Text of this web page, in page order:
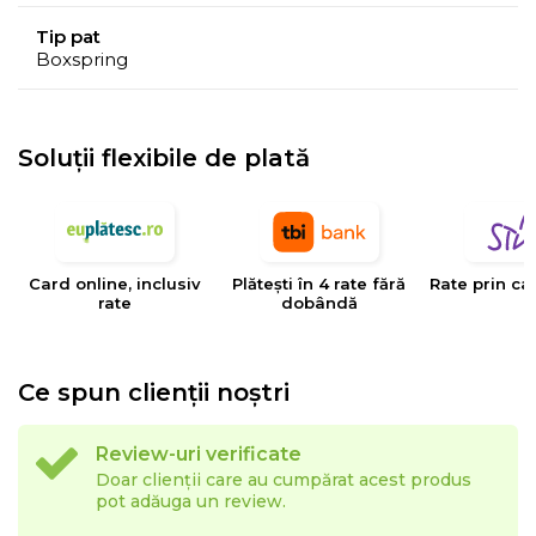
alinierecorecta si sanatoasa
Spuma Memory Mirror Form®,renumita pentru
capacitatea sa de a se mula pe forma corpului,
distribuie greutatea corporala in mod egal, reducand
Tip pat
Boxspring
Soluții flexibile de plată
Card online, inclusiv
rate
Plătești în 4 rate fără
dobândă
Rate prin
Ce spun clienții noștri
Review-uri verificate
Doar clienții care au cumpărat acest produs
pot adăuga un review.